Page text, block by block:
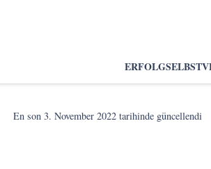
ERFOLG
En son3. November 2022 tarihinde güncellendi